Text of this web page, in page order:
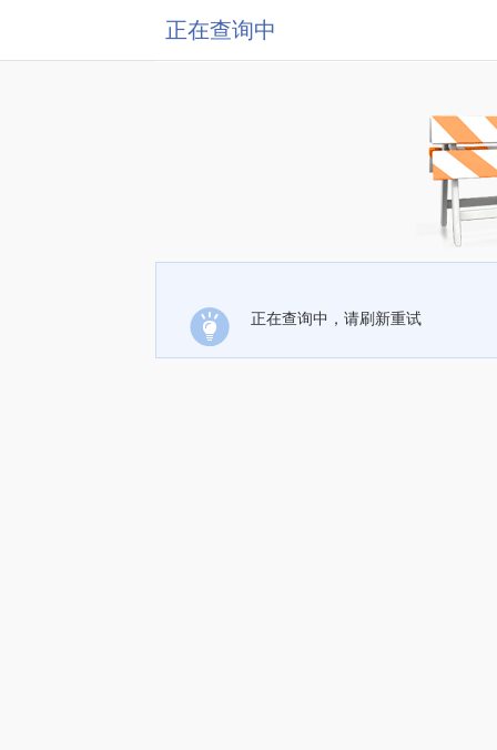
正在查询中
正在查询中，请刷新重试